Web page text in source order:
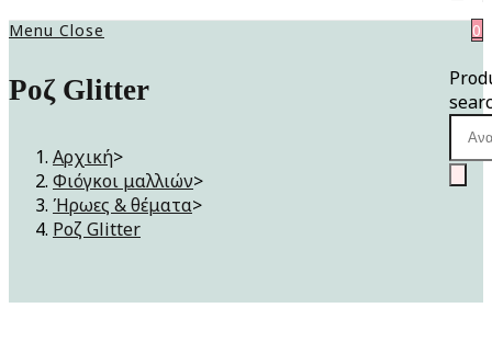
0
Menu Close
Ροζ Glitter
Αρχική>
Φιόγκοι μαλλιών>
Ήρωες & θέματα>
Ροζ Glitter